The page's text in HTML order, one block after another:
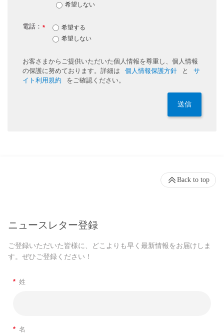
希望しない
*
電話：
希望する
希望しない
お客さまからご提供いただいた個人情報を尊重し、個人情報
の保護に努めております。詳細は
個人情報保護方針 と
サ
イト利用規約
をご確認ください。
送信
ニュースレター登録
ご登録いただいた皆様に、どこよりも早く最新情報をお届けしま
す。ぜひご登録ください！
* 姓
* 名
Back to top